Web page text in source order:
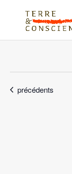
Évènements
précédents